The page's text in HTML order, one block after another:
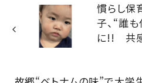
慣らし保
子、“誰
に!! 共